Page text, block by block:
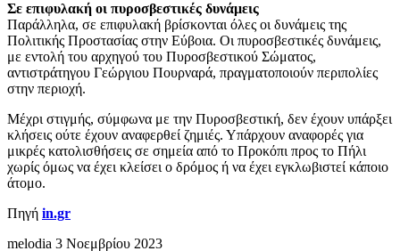
Σε επιφυλακή οι πυροσβεστικές δυνάμεις
Παράλληλα, σε επιφυλακή βρίσκονται όλες οι δυνάμεις της
Πολιτικής Προστασίας στην Εύβοια. Οι πυροσβεστικές δυνάμεις,
με εντολή του αρχηγού του Πυροσβεστικού Σώματος,
αντιστράτηγου Γεώργιου Πουρναρά, πραγματοποιούν περιπολίες
στην περιοχή.
Μέχρι στιγμής, σύμφωνα με την Πυροσβεστική, δεν έχουν υπάρξει
κλήσεις ούτε έχουν αναφερθεί ζημιές. Υπάρχουν αναφορές για
μικρές κατολισθήσεις σε σημεία από το Προκόπι προς το Πήλι
χωρίς όμως να έχει κλείσει ο δρόμος ή να έχει εγκλωβιστεί κάποιο
άτομο.
Πηγή in.gr
melodia 3 Νοεμβρίου 2023